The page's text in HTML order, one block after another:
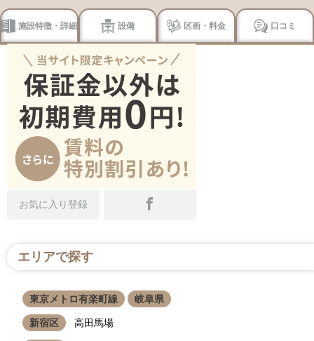
施設特徴・詳細 設備 区画・料金 口コミ
お気に入り登録
エリアで探す
東京メトロ有楽町線 岐阜県
新宿区 高田馬場